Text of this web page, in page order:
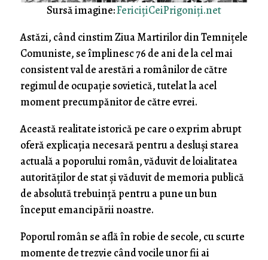
Sursă imagine:FericiţiCeiPrigoniţi.net
Astăzi, când cinstim Ziua Martirilor din Temniţele
Comuniste, se împlinesc 76 de ani de la cel mai
consistent val de arestări a românilor de către
regimul de ocupaţie sovietică, tutelat la acel
moment precumpănitor de către evrei.
Această realitate istorică pe care o exprim abrupt
oferă explicaţia necesară pentru a desluşi starea
actuală a poporului român, văduvit de loialitatea
autorităţilor de stat şi văduvit de memoria publică
de absolută trebuinţă pentru a pune un bun
început emancipării noastre.
Poporul român se află în robie de secole, cu scurte
momente de trezvie când vocile unor fii ai